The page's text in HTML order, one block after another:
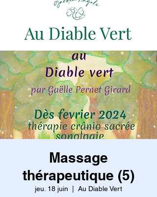
Massage
thérapeutique (5)
jeu. 18 juin Au Diable Vert